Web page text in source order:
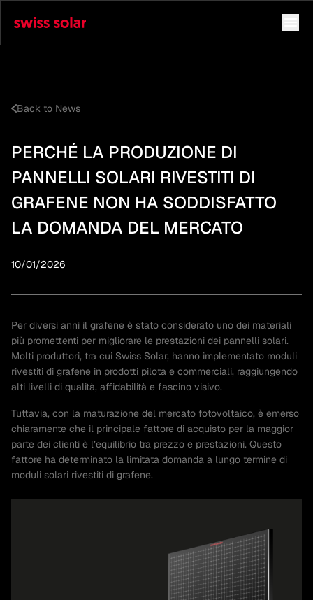
Back to News
PERCHÉ LA PRODUZIONE DI
PANNELLI SOLARI RIVESTITI DI
GRAFENE NON HA SODDISFATTO
LA DOMANDA DEL MERCATO
10/01/2026
Per diversi anni il grafene è stato considerato uno dei materiali
più promettenti per migliorare le prestazioni dei pannelli solari.
Molti produttori, tra cui Swiss Solar, hanno implementato moduli
rivestiti di grafene in prodotti pilota e commerciali, raggiungendo
alti livelli di qualità, affidabilità e fascino visivo.
Tuttavia, con la maturazione del mercato fotovoltaico, è emerso
chiaramente che il principale fattore di acquisto per la maggior
parte dei clienti è l’equilibrio tra prezzo e prestazioni. Questo
fattore ha determinato la limitata domanda a lungo termine di
moduli solari rivestiti di grafene.